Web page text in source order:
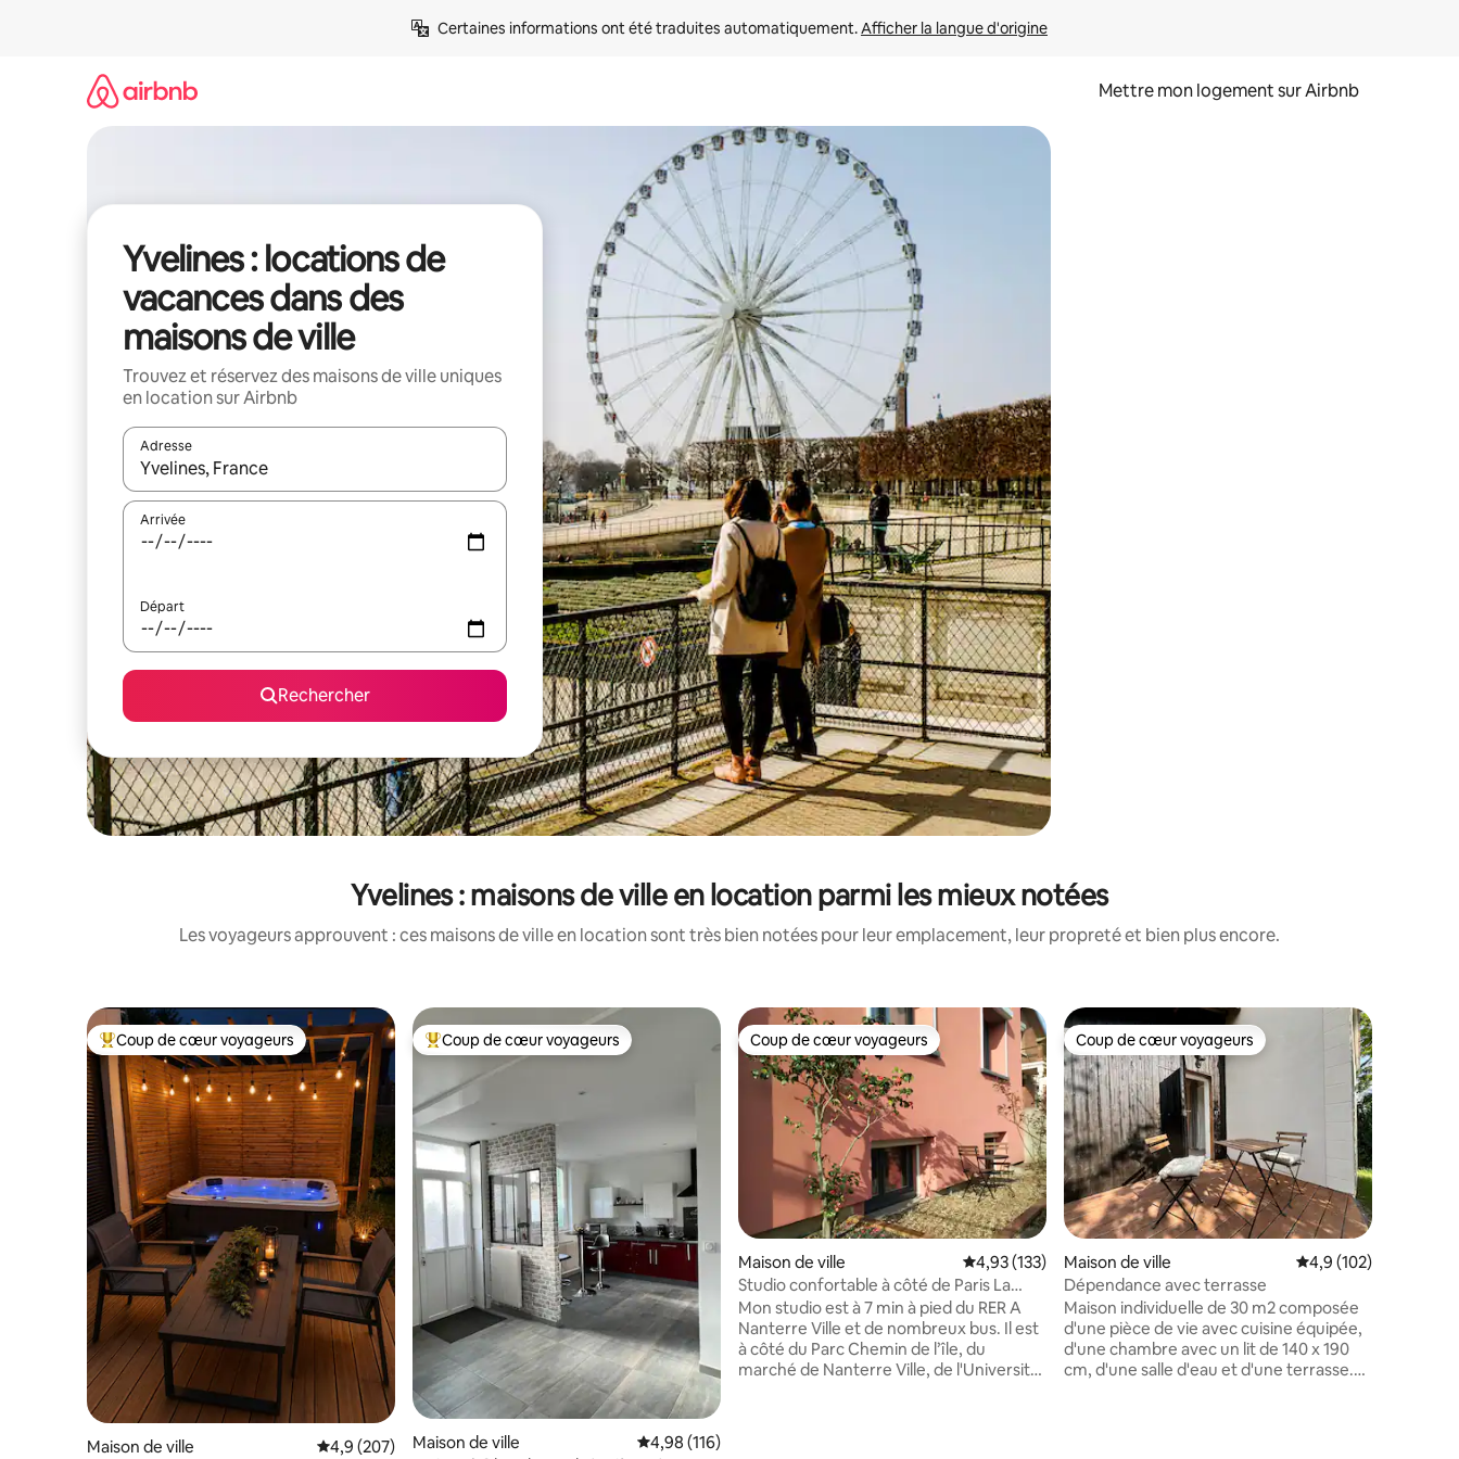
Certaines informations ont été traduites automatiquement. Afficher la langue d'origine
Mettre mon logement sur Airbnb
Yvelines : locations de
vacances dans des
maisons de ville
Trouvez et réservez des maisons de ville uniques
en location sur Airbnb
Adresse
Lorsque les résultats s'affichent, utilisez les flèches vers le haut et vers le bas pour les parcourir ou en appuyant et en faisant glisser.
Arrivée
Départ
Rechercher
Yvelines : maisons de ville en location parmi les mieux notées
Les voyageurs approuvent : ces maisons de ville en location sont très bien notées pour leur emplacement, leur propreté et bien plus encore.
Coups de cœur voyageurs les plus appréciés
Coup de cœur voyageurs
Maison de ville Évaluation moyenne sur la base de 207 commentaires : 4,9 sur 5
4,9 (207)
Coups de cœur voyageurs les plus appréciés
Coup de cœur voyageurs
Maison de ville Évaluation moyenne sur la base de 116 commentaires : 4,98 sur 5
4,98 (116)
Coup de cœur voyageurs
Coup de cœur voyageurs
Maison de ville Évaluation moyenne sur la base de 133 commentaires : 4,93 sur 5
4,93 (133)
Studio confortable à côté de Paris La
Défense
Mon studio est à 7 min à pied du RER A
Nanterre Ville et de nombreux bus. Il est
à côté du Parc Chemin de l’île, du
marché de Nanterre Ville, de l'Université
Coup de cœur voyageurs
Coup de cœur voyageurs
Maison de ville Évaluation moyenne
4,9 (102)
Dépendance avec terrasse
Maison individuelle de 30 m2 composée
d'une pièce de vie avec cuisine équipée,
d'une chambre avec un lit de 140 x 190
cm, d'une salle d'eau et d'une terrasse.